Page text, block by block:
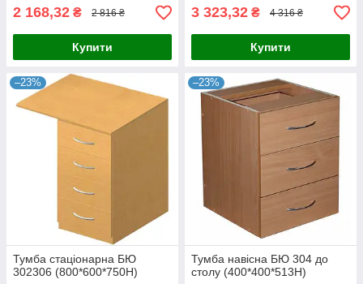
2 168,32 ₴ 2 816 ₴
Купити
3 323,32 ₴ 4 316 ₴
Купити
–23%
Тумба стаціонарна БЮ
302306 (800*600*750Н)
–23%
Тумба навісна БЮ 304 до
столу (400*400*513Н)